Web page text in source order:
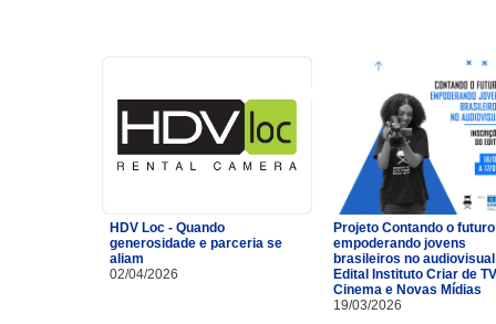
HDV Loc - Quando
generosidade e parceria se
aliam
02/04/2026
Projeto Contando o
empoderando jovens
brasileiros no
Edital Instituto Criar de
Cinema e Novas Mídias
19/03/2026